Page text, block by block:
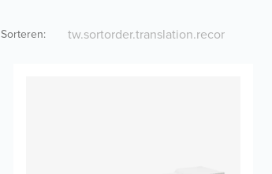
Sorteren: